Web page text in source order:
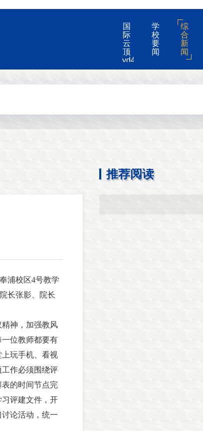
国
际
云
顶
yd4008-
云
国
戏
学
校
要
闻
综
合
新
闻
浦校区4号教学
长张影、院长
神，加强教风
位教师都要有
玩手机、看视
作必须围绕评
的时间节点完
评建文件，开
论活动，统一
推荐阅读